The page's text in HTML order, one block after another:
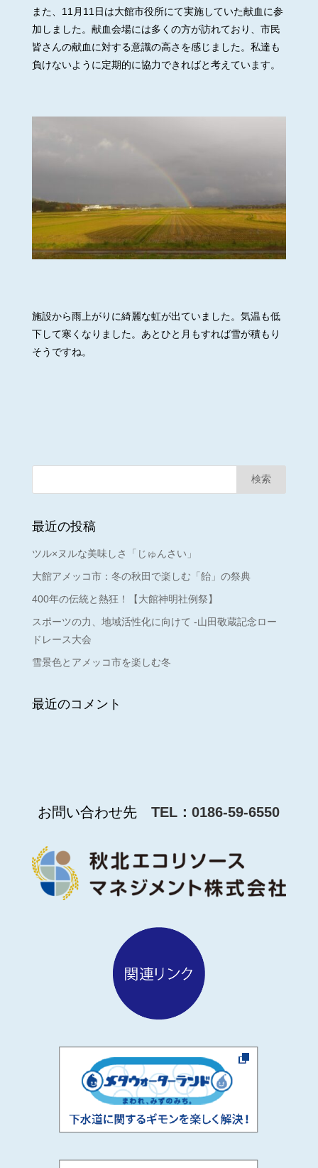
また、11月11日は大館市役所にて実施していた献血に参
加しました。献血会場には多くの方が訪れており、市民
皆さんの献血に対する意識の高さを感じました。私達も
負けないように定期的に協力できればと考えています。
施設から雨上がりに綺麗な虹が出ていました。気温も低
下して寒くなりました。あとひと月もすれば雪が積もり
そうですね。
最近の投稿
ツル×ヌルな美味しさ「じゅんさい」
大館アメッコ市：冬の秋田で楽しむ「飴」の祭典
400年の伝統と熱狂！【大館神明社例祭】
スポーツの力、地域活性化に向けて -山田敬蔵記念ロー
ドレース大会
雪景色とアメッコ市を楽しむ冬
最近のコメント
お問い合わせ先TEL：0186-59-6550